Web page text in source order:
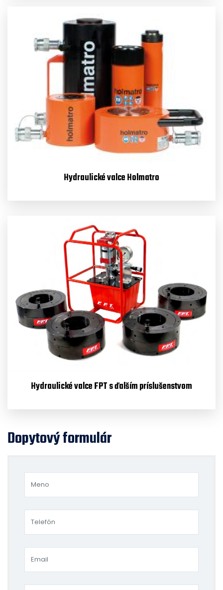
Hydraulické valce Holmatro
Hydraulické valce FPT s ďalším príslušenstvom
Dopytový formulár